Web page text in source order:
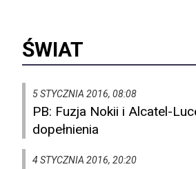
ŚWIAT
5 STYCZNIA 2016, 08:08
PB: Fuzja Nokii i Alcatel-
dopełnienia
4 STYCZNIA 2016, 20:20